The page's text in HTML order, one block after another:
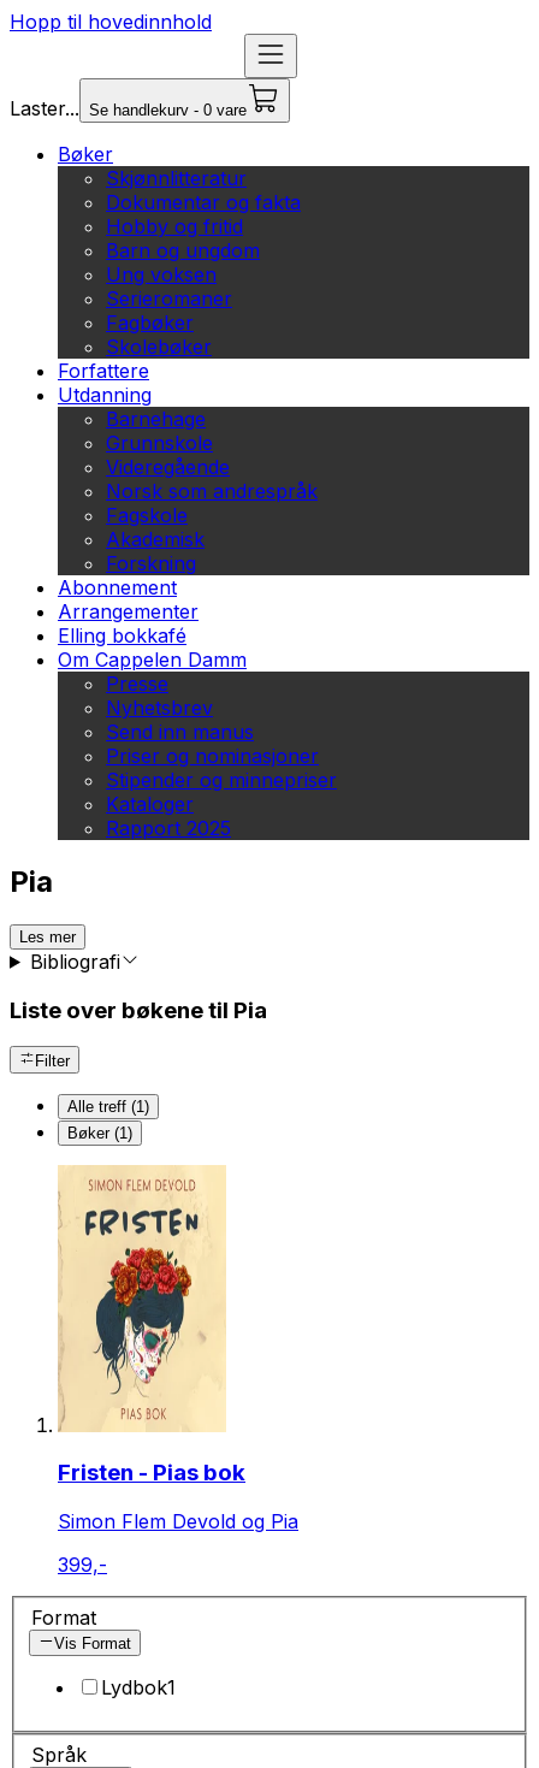
Hopp til hovedinnhold
Laster... Se handlekurv - 0 vare
Bøker
Skjønnlitteratur
Dokumentar og fakta
Hobby og fritid
Barn og ungdom
Ung voksen
Serieromaner
Fagbøker
Skolebøker
Forfattere
Utdanning
Barnehage
Grunnskole
Videregående
Norsk som andrespråk
Fagskole
Akademisk
Forskning
Abonnement
Arrangementer
Elling bokkafé
Om Cappelen Damm
Presse
Nyhetsbrev
Send inn manus
Priser og nominasjoner
Stipender og minnepriser
Kataloger
Rapport 2025
Pia
Les mer
Bibliografi
Liste over bøkene til Pia
Filter
Alle treff (1)
Bøker (1)
Fristen - Pias bok
Simon Flem Devold og Pia
399,-
Format
Vis Format
Lydbok1
Språk